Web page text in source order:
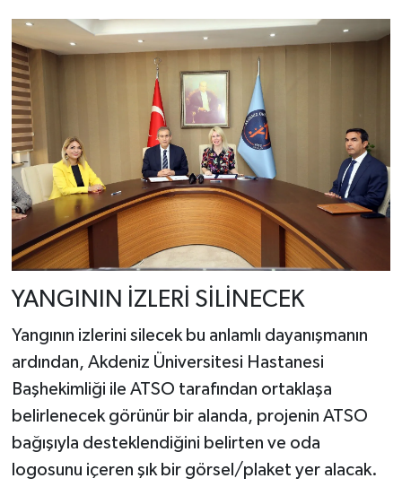
YANGININ İZLERİ SİLİNECEK
Yangının izlerini silecek bu anlamlı dayanışmanın
ardından, Akdeniz Üniversitesi Hastanesi
Başhekimliği ile ATSO tarafından ortaklaşa
belirlenecek görünür bir alanda, projenin ATSO
bağışıyla desteklendiğini belirten ve oda
logosunu içeren şık bir görsel/plaket yer alacak.